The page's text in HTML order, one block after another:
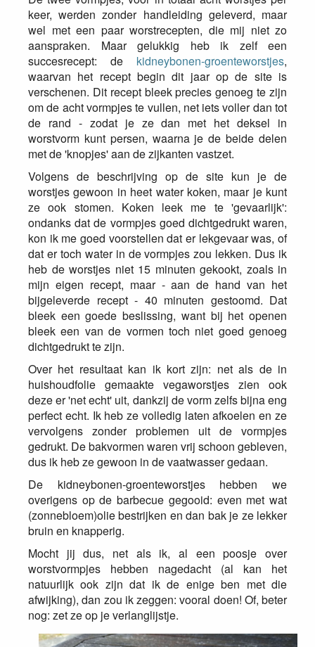
keer, werden zonder handleiding geleverd, maar
wel met een paar worstrecepten, die mij niet zo
aanspraken. Maar gelukkig heb ik zelf een
succesrecept: de kidneybonen-groenteworstjes,
waarvan het recept begin dit jaar op de site is
verschenen. Dit recept bleek precies genoeg te zijn
om de acht vormpjes te vullen, net iets voller dan tot
de rand - zodat je ze dan met het deksel in
worstvorm kunt persen, waarna je de beide delen
met de 'knopjes' aan de zijkanten vastzet.
Volgens de beschrijving op de site kun je de
worstjes gewoon in heet water koken, maar je kunt
ze ook stomen. Koken leek me te 'gevaarlijk':
ondanks dat de vormpjes goed dichtgedrukt waren,
kon ik me goed voorstellen dat er lekgevaar was, of
dat er toch water in de vormpjes zou lekken. Dus ik
heb de worstjes niet 15 minuten gekookt, zoals in
mijn eigen recept, maar - aan de hand van het
bijgeleverde recept - 40 minuten gestoomd. Dat
bleek een goede beslissing, want bij het openen
bleek een van de vormen toch niet goed genoeg
dichtgedrukt te zijn.
Over het resultaat kan ik kort zijn: net als de in
huishoudfolie gemaakte vegaworstjes zien ook
deze er 'net echt' uit, dankzij de vorm zelfs bijna eng
perfect echt. Ik heb ze volledig laten afkoelen en ze
vervolgens zonder problemen uit de vormpjes
gedrukt. De bakvormen waren vrij schoon gebleven,
dus ik heb ze gewoon in de vaatwasser gedaan.
De kidneybonen-groenteworstjes hebben we
overigens op de barbecue gegooid: even met wat
(zonnebloem)olie bestrijken en dan bak je ze lekker
bruin en knapperig.
Mocht jij dus, net als ik, al een poosje over
worstvormpjes hebben nagedacht (al kan het
natuurlijk ook zijn dat ik de enige ben met die
afwijking), dan zou ik zeggen: vooral doen! Of, beter
nog: zet ze op je verlanglijstje.